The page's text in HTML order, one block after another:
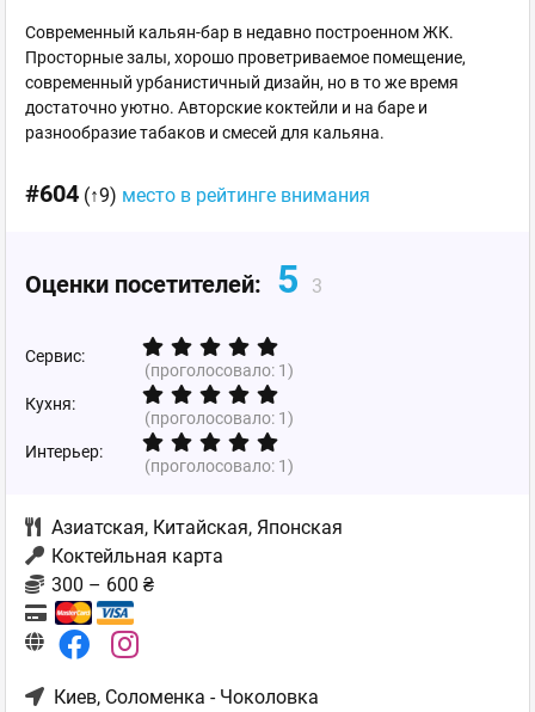
Современный кальян-бар в недавно построенном ЖК.
Просторные залы, хорошо проветриваемое помещение,
современный урбанистичный дизайн, но в то же время
достаточно уютно. Авторские коктейли и на баре и
разнообразие табаков и смесей для кальяна.
#604 (↑9) место в рейтинге внимания
Оценки посетителей: 5 3
Сервис:
(проголосовало: 1)
Кухня:
(проголосовало: 1)
Интерьер:
(проголосовало: 1)
Азиатская, Китайская, Японская
Коктейльная карта
300 – 600 ₴
Киев, Соломенка - Чоколовка